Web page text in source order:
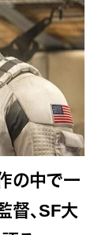
の中で一
督、SF大